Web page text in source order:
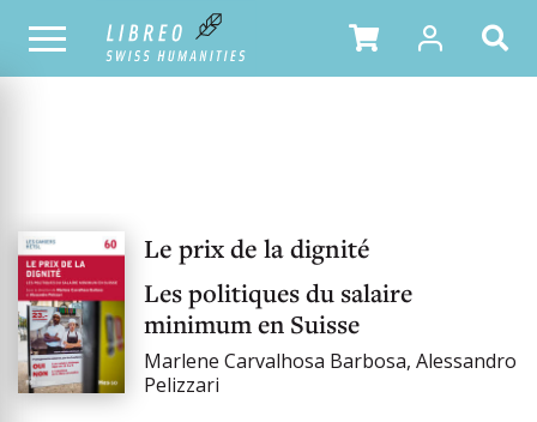
OUR CATALOGUE
Le prix de la dignité
Les politiques du salaire
minimum en Suisse
Marlene Carvalhosa Barbosa, Alessandro
Pelizzari